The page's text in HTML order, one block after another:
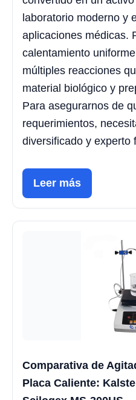
laboratorio moderno y
aplicaciones médicas.
calentamiento
múltiples reacciones
material biológico y
Para asegurarnos de
requerimientos,
diversificado y experto
Leer más
Comparativa de
Placa Caliente: